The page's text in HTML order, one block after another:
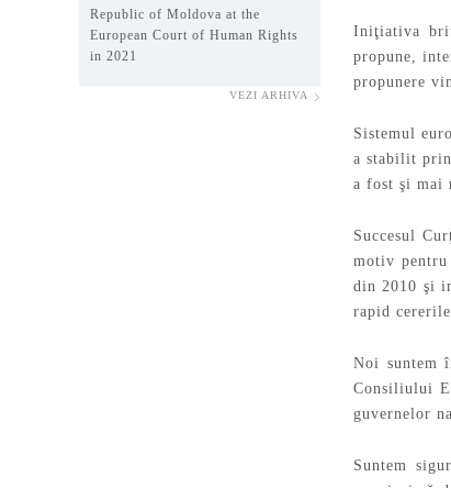
Republic of Moldova at the
European Court of Human Rights
in 2021
VEZI ARHIVA
Iniţiativa
propune,
propunere
Sistemul
a stabilit
a fost şi mai
Succesul
motiv
din 2010 şi
rapid cererile
Noi suntem
Consiliului
guvernelor
Suntem